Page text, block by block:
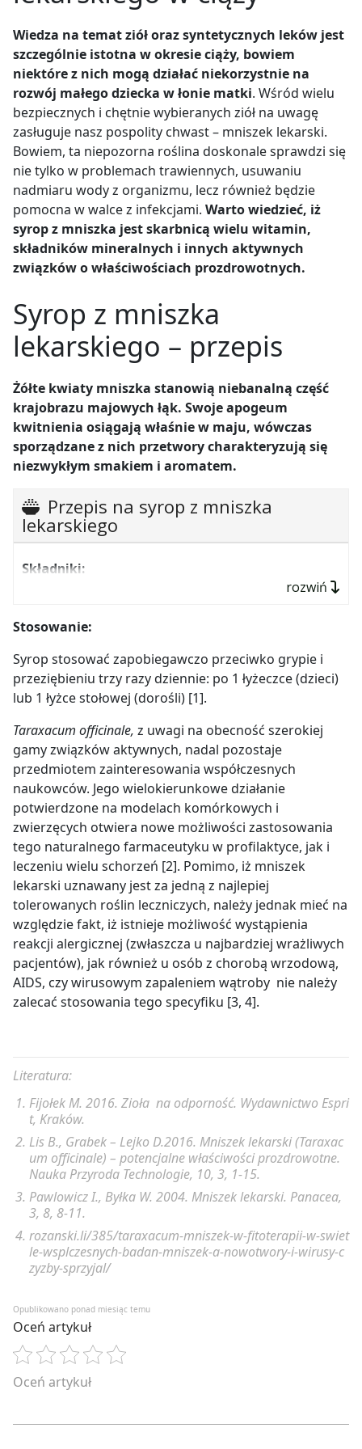
Wiedza na temat ziół oraz syntetycznych leków jest
szczególnie istotna w okresie ciąży, bowiem
niektóre z nich mogą działać niekorzystnie na
rozwój małego dziecka w łonie matki. Wśród wielu
bezpiecznych i chętnie wybieranych ziół na uwagę
zasługuje nasz pospolity chwast – mniszek lekarski.
Bowiem, ta niepozorna roślina doskonale sprawdzi się
nie tylko w problemach trawiennych, usuwaniu
nadmiaru wody z organizmu, lecz również będzie
pomocna w walce z infekcjami. Warto wiedzieć, iż
syrop z mniszka jest skarbnicą wielu witamin,
składników mineralnych i innych aktywnych
związków o właściwościach prozdrowotnych.
Syrop z mniszka
lekarskiego – przepis
Żółte kwiaty mniszka stanowią niebanalną część
krajobrazu majowych łąk. Swoje apogeum
kwitnienia osiągają właśnie w maju, wówczas
sporządzane z nich przetwory charakteryzują się
niezwykłym smakiem i aromatem.
Przepis na syrop z mniszka
lekarskiego
Składniki:
1 litr wody
sok z cytryny
0,75–1 kg cukru
na papierze w celu usunięcia wszystkich możliwych
owadów. Następnie przełożyć je do naczynia i zalać
wodą, dodać sok z jednej cytryny i gotować na
wolnym ogniu przez okres 15 minut. Tak
przygotowaną miksturę odstawić na noc.
Następnego dnia odcisnąć sok przez gazę, dodać
cukier, po czym gotować około 60 minut. Napełniać
gorącym syropem wyparzone uprzednio słoiki.
Naczynia dokładnie zakręcić i odstawić do
ostudzenia.
rozwiń
Stosowanie:
Syrop stosować zapobiegawczo przeciwko grypie i
przeziębieniu trzy razy dziennie: po 1 łyżeczce (dzieci)
lub 1 łyżce stołowej (dorośli) [1].
Taraxacum officinale, z uwagi na obecność szerokiej
gamy związków aktywnych, nadal pozostaje
przedmiotem zainteresowania współczesnych
naukowców. Jego wielokierunkowe działanie
potwierdzone na modelach komórkowych i
zwierzęcych otwiera nowe możliwości zastosowania
tego naturalnego farmaceutyku w profilaktyce, jak i
leczeniu wielu schorzeń [2]. Pomimo, iż mniszek
lekarski uznawany jest za jedną z najlepiej
tolerowanych roślin leczniczych, należy jednak mieć na
względzie fakt, iż istnieje możliwość wystąpienia
reakcji alergicznej (zwłaszcza u najbardziej wrażliwych
pacjentów), jak również u osób z chorobą wrzodową,
AIDS, czy wirusowym zapaleniem wątroby nie należy
zalecać stosowania tego specyfiku [3, 4].
Literatura:
Fijołek M. 2016. Zioła na odporność. Wydawnictwo Espri
t, Kraków.
Lis B., Grabek – Lejko D.2016. Mniszek lekarski (Taraxac
um officinale) – potencjalne właściwości prozdrowotne.
Nauka Przyroda Technologie, 10, 3, 1-15.
Pawlowicz I., Byłka W. 2004. Mniszek lekarski. Panacea,
3, 8, 8-11.
rozanski.li/385/taraxacum-mniszek-w-fitoterapii-w-swiet
le-wsplczesnych-badan-mniszek-a-nowotwory-i-wirusy-c
zyzby-sprzyjal/
Opublikowano ponad miesiąc temu
Oceń artykuł
Oceń artykuł